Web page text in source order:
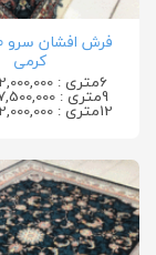
کرمی
6متری : 12,000,000 تومان
9متری : 17,500,000 تومان
12متری : 22,000,000 تومان